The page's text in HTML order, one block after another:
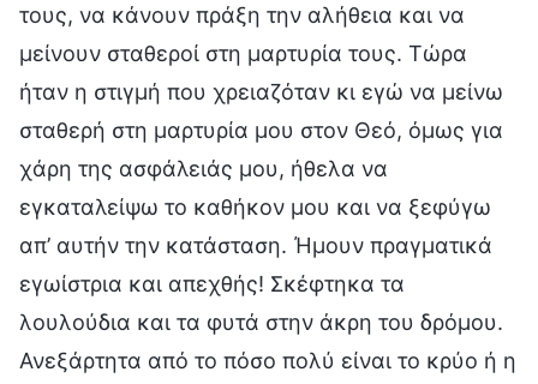
τους, να κάνουν πράξη την αλήθεια και να
μείνουν σταθεροί στη μαρτυρία τους. Τώρα
ήταν η στιγμή που χρειαζόταν κι εγώ να μείνω
σταθερή στη μαρτυρία μου στον Θεό, όμως για
χάρη της ασφάλειάς μου, ήθελα να
εγκαταλείψω το καθήκον μου και να ξεφύγω
απ’ αυτήν την κατάσταση. Ήμουν πραγματικά
εγωίστρια και απεχθής! Σκέφτηκα τα
λουλούδια και τα φυτά στην άκρη του δρόμου.
Ανεξάρτητα από το πόσο πολύ είναι το κρύο ή η